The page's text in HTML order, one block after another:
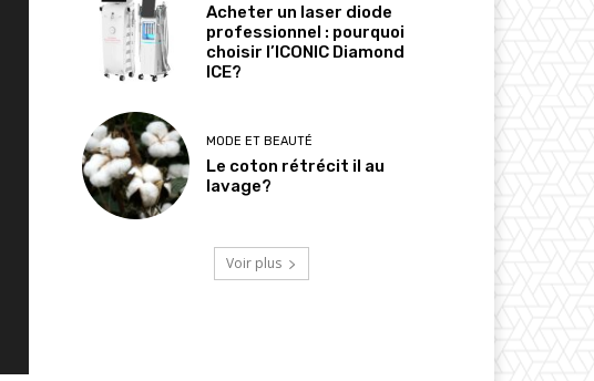
Acheter un laser diode
professionnel : pourquoi
choisir l’ICONIC Diamond
ICE?
MODE ET BEAUTÉ
Le coton rétrécit il au
lavage?
Voir plus